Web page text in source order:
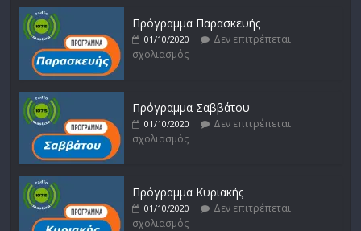
Πρόγραμμα Παρασκευής
01/10/2020
Δεν επιτρέπεται
σχολιασμός
Πρόγραμμα Σαββάτου
01/10/2020
Δεν επιτρέπεται
σχολιασμός
Πρόγραμμα Κυριακής
01/10/2020
Δεν επιτρέπεται
σχολιασμός